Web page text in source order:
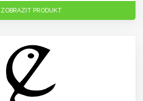
ZOBRAZIT PRODUKT